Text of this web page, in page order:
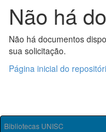
Não há
Não há documentos
sua solicitação.
Página inicial do
Bibliotecas UNISC